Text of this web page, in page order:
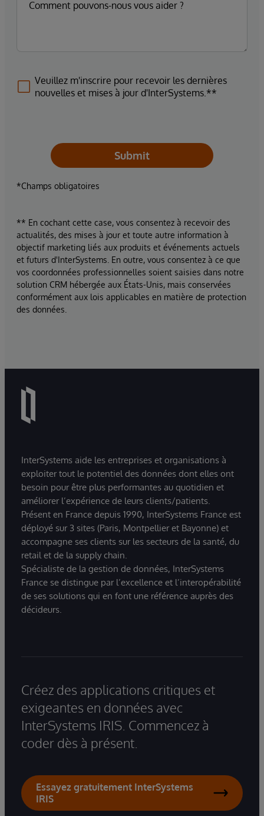
Veuillez m'inscrire pour recevoir les dernières
nouvelles et mises à jour d'InterSystems.**
Submit
*Champs obligatoires
** En cochant cette case, vous consentez à recevoir des
actualités, des mises à jour et toute autre information à
objectif marketing liés aux produits et événements actuels
et futurs d'InterSystems. En outre, vous consentez à ce que
vos coordonnées professionnelles soient saisies dans notre
solution CRM hébergée aux États-Unis, mais conservées
conformément aux lois applicables en matière de protection
des données.
InterSystems aide les entreprises et organisations à
exploiter tout le potentiel des données dont elles ont
besoin pour être plus performantes au quotidien et
améliorer l’expérience de leurs clients/patients.
Présent en France depuis 1990, InterSystems France est
déployé sur 3 sites (Paris, Montpellier et Bayonne) et
accompagne ses clients sur les secteurs de la santé, du
retail et de la supply chain.
Spécialiste de la gestion de données, InterSystems
France se distingue par l’excellence et l’interopérabilité
de ses solutions qui en font une référence auprès des
décideurs.
Créez des applications critiques et
exigeantes en données avec
InterSystems IRIS. Commencez à
coder dès à présent.
Essayez gratuitement InterSystems
IRIS